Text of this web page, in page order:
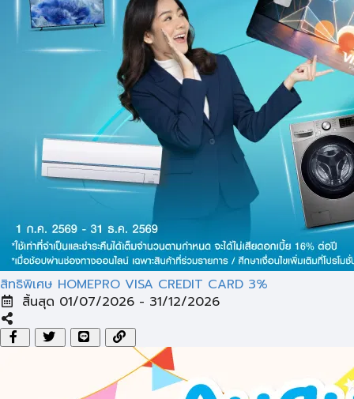
สิทธิพิเศษ HOMEPRO VISA CREDIT CARD 3%
สิ้นสุด 01/07/2026 - 31/12/2026